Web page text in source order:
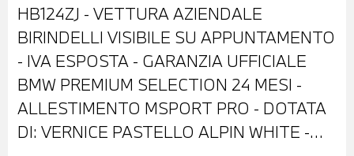
HB124ZJ - VETTURA AZIENDALE
BIRINDELLI VISIBILE SU APPUNTAMENTO
- IVA ESPOSTA - GARANZIA UFFICIALE
BMW PREMIUM SELECTION 24 MESI -
ALLESTIMENTO MSPORT PRO - DOTATA
DI: VERNICE PASTELLO ALPIN WHITE -